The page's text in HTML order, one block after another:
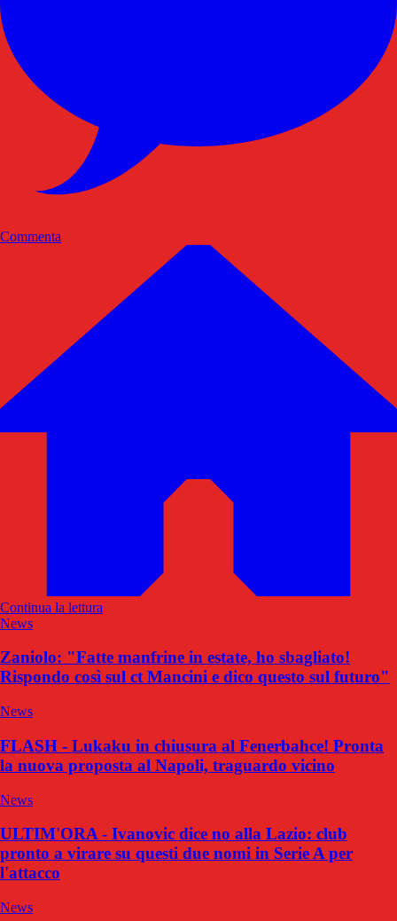
Commenta
Continua la lettura
News
Zaniolo: "Fatte manfrine in estate, ho sbagliato!
Rispondo così sul ct Mancini e dico questo sul futuro"
News
FLASH - Lukaku in chiusura al Fenerbahce! Pronta
la nuova proposta al Napoli, traguardo vicino
News
ULTIM'ORA - Ivanovic dice no alla Lazio: club
pronto a virare su questi due nomi in Serie A per
l'attacco
News